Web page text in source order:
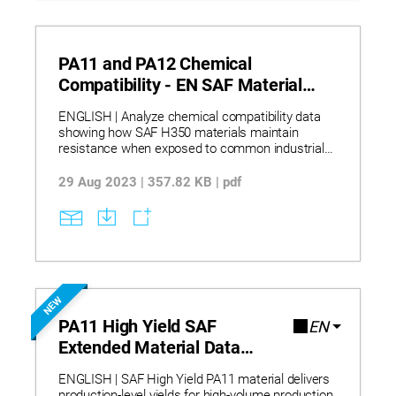
PA11 and PA12 Chemical
Compatibility - EN SAF Material
Data Sheet
ENGLISH | Analyze chemical compatibility data
showing how SAF H350 materials maintain
resistance when exposed to common industrial
selection risk for end-use parts. The datasheet
chemical agents using ASTM D543 testing
criteria and defines resistance classifications
selection decisions by identifying exposure
recommending application-specific validation prior
to use.
29 Aug 2023 | 357.82 KB | pdf
NEW
PA11 High Yield SAF
Extended Material Data
EN
ENGLISH | SAF High Yield PA11 material delivers